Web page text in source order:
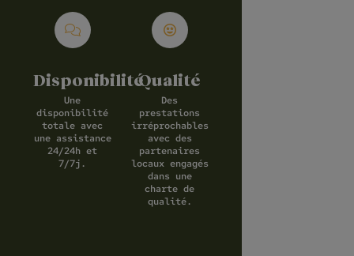
Disponibilité
Une
disponibilité
totale avec
une assistance
24/24h et
7/7j.
Qualité
Des
prestations
irréprochables
avec des
partenaires
locaux engagés
dans une
charte de
qualité.